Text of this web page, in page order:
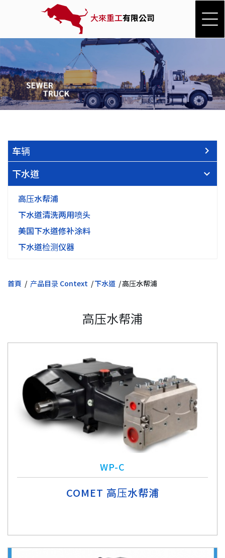
大來重工有限公司
车辆
下水道
高压水帮浦
下水道清洗两用喷头
美国下水道修补涂料
下水道检测仪器
首頁 产品目录 Context 下水道 高压水帮浦
高压水帮浦
WP-C
COMET 高压水帮浦